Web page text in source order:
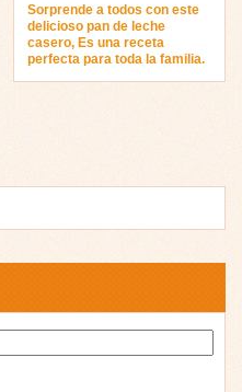
Sorprende a todos con este
delicioso pan de leche
casero, Es una receta
perfecta para toda la familia.